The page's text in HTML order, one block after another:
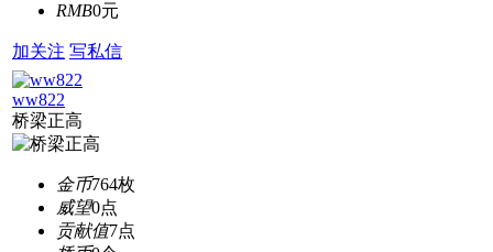
RMB0元
加关注 写私信
ww822
桥梁正高
金币764枚
威望0点
贡献值7点